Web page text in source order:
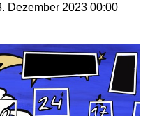
Dezember 2023 00:00